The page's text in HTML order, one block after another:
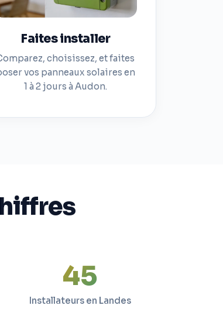
Faites installer
choisissez, et faites
vos panneaux solaires en
1 à 2 jours à Audon.
45
Installateurs en Landes